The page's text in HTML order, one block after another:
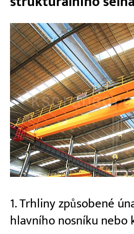
1. Trhliny způsobené
hlavního nosníku nebo